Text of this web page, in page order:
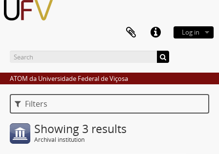
Log in
ATOM da Universidade Federal de Viçosa
Filters
Showing 3 results
Archival institution